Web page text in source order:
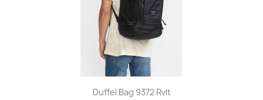
Duffel Bag 9372 Rvlt